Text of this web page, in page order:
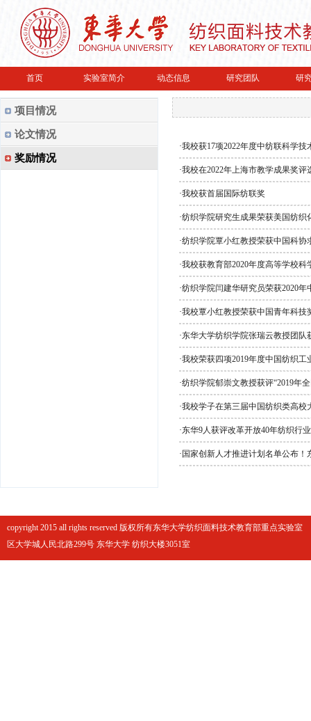
首页 实验室简介 动态信息 研究团队 研
项目情况
论文情况
奖励情况
·我校获17项2022年度中纺联科学技
·我校在2022年上海市教学成果奖评
·我校获首届国际纺联奖
·纺织学院研究生成果荣获美国纺织
·纺织学院覃小红教授荣获中国科协
·我校获教育部2020年度高等学校科
·纺织学院闫建华研究员荣获2020
·我校覃小红教授荣获中国青年科技
·东华大学纺织学院张瑞云教授团队
·我校荣获四项2019年度中国纺织
·纺织学院郁崇文教授获评“2019年
·我校学子在第三届中国纺织类高
·东华9人获评改革开放40年纺织行
· 国家创新人才推进计划名单公布！
copyright 2015 all rights reserved 版权所有东华大学纺织面料技术教育部重点实验
区大学城人民北路299号 东华大学 纺织大楼3051室